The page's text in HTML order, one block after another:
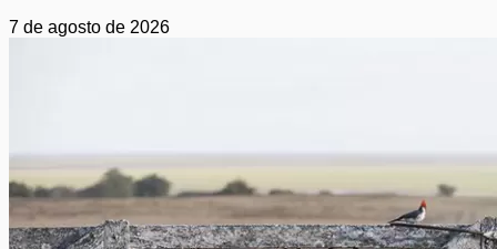
7 de agosto de 2026